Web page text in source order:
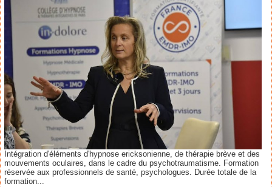
Intégration d'éléments d'hypnose ericksonienne, de thérapie brève et des
mouvements oculaires, dans le cadre du psychotraumatisme. Formation
réservée aux professionnels de santé, psychologues. Durée totale de la
formation...